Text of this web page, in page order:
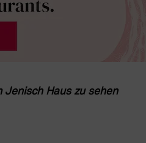
Haus zu sehen